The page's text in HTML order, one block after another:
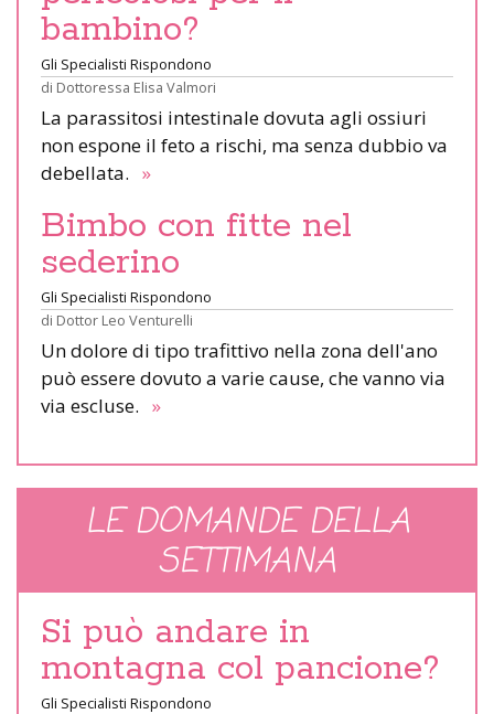
bambino?
Gli Specialisti Rispondono
di Dottoressa Elisa Valmori
La parassitosi intestinale dovuta agli ossiuri
non espone il feto a rischi, ma senza dubbio va
debellata. »
Bimbo con fitte nel
sederino
Gli Specialisti Rispondono
di Dottor Leo Venturelli
Un dolore di tipo trafittivo nella zona dell'ano
può essere dovuto a varie cause, che vanno via
via escluse. »
LE DOMANDE DELLA
SETTIMANA
Si può andare in
montagna col pancione?
Gli Specialisti Rispondono